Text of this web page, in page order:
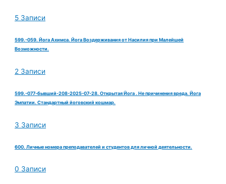
5 Записи
599.-059. Йога Ахимса. Йога Воздерживания от Насилия при Малейшей
Возможности.
2 Записи
599.-077-бывший-208-2025-07-28. Открытая Йога . Не причинения вреда. Йога
Эмпатии. Стандартный йоговский кошмар.
3 Записи
600. Личные номера преподавателей и студентов для личной деятельности.
0 Записи